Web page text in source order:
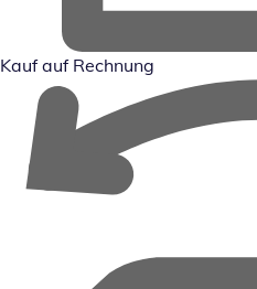
Kauf auf Rechnung